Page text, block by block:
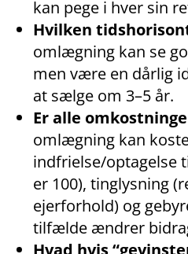
kan pege i hver sin
Hvilken
omlægning kan se
men være en dårlig
at sælge om 3–5 år.
Er alle
omlægning kan
indfrielse/optagelse
er 100), tinglysning
ejerforhold) og
tilfælde ændrer
Hvad hvis